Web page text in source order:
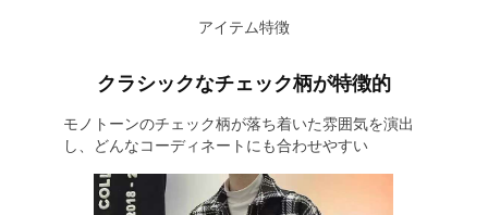
アイテム特徴
クラシックなチェック柄が特徴的
モノトーンのチェック柄が落ち着いた雰囲気を演出
し、どんなコーディネートにも合わせやすい